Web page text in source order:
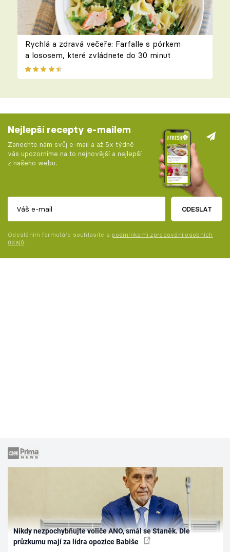
Rychlá a zdravá večeře: Farfalle s pórkem
a lososem, které zvládnete do 30 minut
Nejlepší recepty e-mailem
Zanechte nám svůj e-mail a až 5x týdně
vás upozorníme na to nejnovější a nejlepší
z našeho webu.
ODESLAT
Odesláním formuláře souhlasíte s podmínkami zpracování osobních
údajů
Nikdy nezpochybňujte voliče ANO, smál se Staněk. Dle
průzkumu mají za lídra opozice Babiše